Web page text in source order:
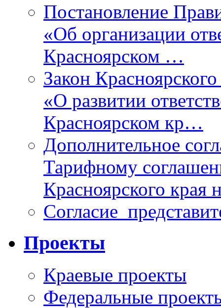
Постановление
«Об организации
Красноярском …
Закон
«О развитии
Красноярском кр…
Дополнительное
Тарифному
Красноярского края
Проекты
Краевые проекты
Федеральные